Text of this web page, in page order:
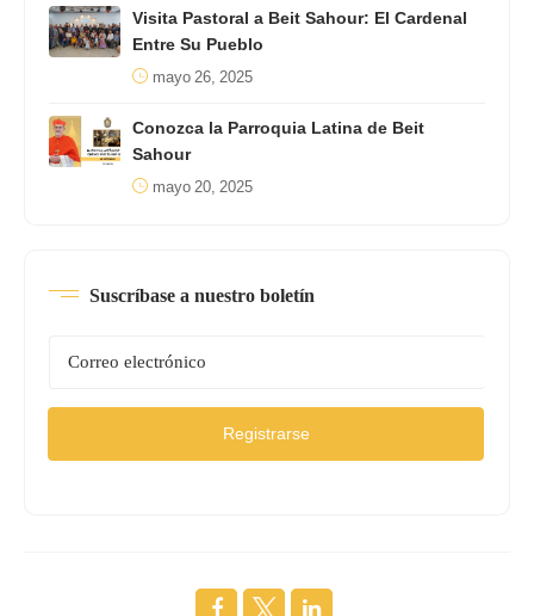
Visita Pastoral a Beit Sahour: El Cardenal
Entre Su Pueblo
mayo 26, 2025
Conozca la Parroquia Latina de Beit
Sahour
mayo 20, 2025
Suscríbase a nuestro boletín
Registrarse